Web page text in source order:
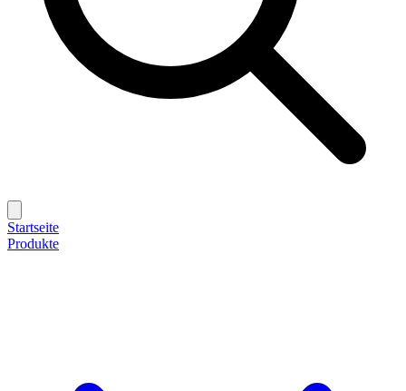
Startseite
Produkte